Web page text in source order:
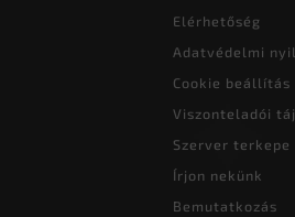
Elérhetőség
Adatvédelmi
Cookie beállítás
Viszonteladói
Szerver terkepe
Írjon nekünk
Bemutatkozás